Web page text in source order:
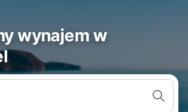
wynajem w